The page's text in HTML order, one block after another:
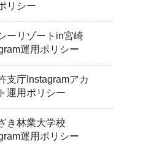
リシー
ーリゾートin宮崎
運用ポリシー
支庁Instagramアカ
運用ポリシー
き林業大学校
運用ポリシー